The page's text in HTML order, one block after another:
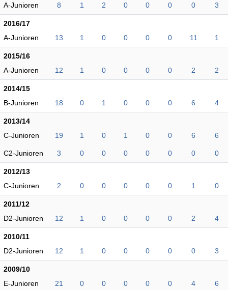
A-Junioren 8 1 2 0 0 0 0 3
2016/17
A-Junioren
13 1 0 0 0 0 11 1
2015/16
A-Junioren
12 1 0 0 0 0 2 2
2014/15
B-Junioren
18 0 1 0 0 0 6 4
2013/14
C-Junioren
19 1 0 1 0 0 6 6
C2-Junioren 3 0 0 0 0 0 0 0
2012/13
C-Junioren
2 0 0 0 0 0 1 0
2011/12
D2-Junioren
12 1 0 0 0 0 2 4
2010/11
D2-Junioren
12 1 0 0 0 0 0 3
2009/10
E-Junioren
21 0 0 0 0 0 4 6